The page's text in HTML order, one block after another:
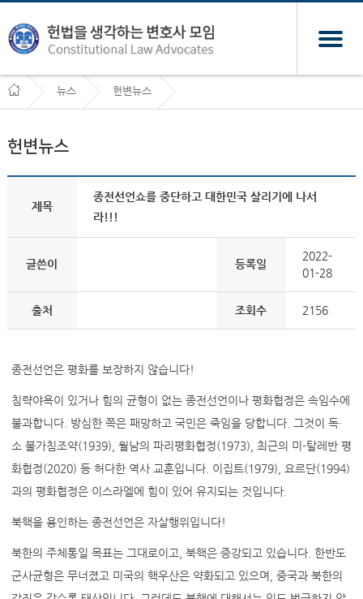
뉴스 헌변뉴스
헌변뉴스
제목
종전선언쇼를 중단하고 대한민국 살리기에 나서
라!!!
글쓴이 등록일
2022-
01-28
출처 조회수 2156
종전선언은 평화를 보장하지 않습니다!
침략야욕이 있거나 힘의 균형이 없는 종전선언이나 평화협정은 속임수에
불과합니다. 방심한 쪽은 패망하고 국민은 죽임을 당합니다. 그것이 독·
소 불가침조약(1939), 월남의 파리평화협정(1973), 최근의 미-탈레반 평
화협정(2020) 등 허다한 역사 교훈입니다. 이집트(1979), 요르단(1994)
과의 평화협정은 이스라엘에 힘이 있어 유지되는 것입니다.
북핵을 용인하는 종전선언은 자살행위입니다!
북한의 주체통일 목표는 그대로이고, 북핵은 증강되고 있습니다. 한반도
군사균형은 무너졌고 미국의 핵우산은 약화되고 있으며, 중국과 북한의